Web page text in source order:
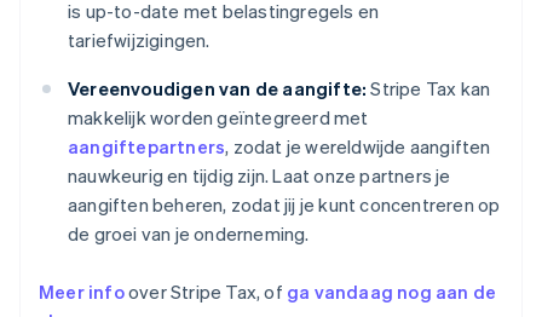
is up-to-date met belastingregels en
tariefwijzigingen.
Vereenvoudigen van de aangifte: Stripe Tax kan
makkelijk worden geïntegreerd met
aangiftepartners, zodat je wereldwijde aangiften
nauwkeurig en tijdig zijn. Laat onze partners je
aangiften beheren, zodat jij je kunt concentreren op
de groei van je onderneming.
Meer infoover Stripe Tax, of ga vandaag nog aan de